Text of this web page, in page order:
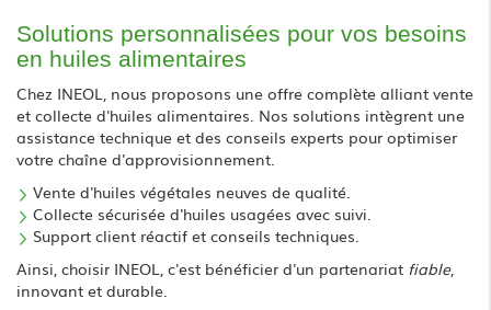
Solutions personnalisées pour vos besoins
en huiles alimentaires
Chez INEOL, nous proposons une offre complète alliant vente
et collecte d'huiles alimentaires. Nos solutions intègrent une
assistance technique et des conseils experts pour optimiser
votre chaîne d'approvisionnement.
Vente d'huiles végétales neuves de qualité.
Collecte sécurisée d'huiles usagées avec suivi.
Support client réactif et conseils techniques.
Ainsi, choisir INEOL, c'est bénéficier d'un partenariat fiable,
innovant et durable.